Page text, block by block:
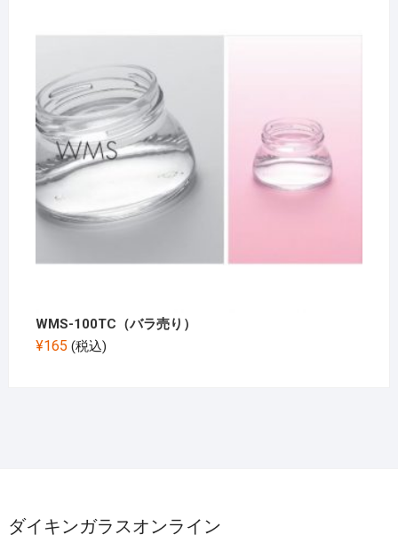
WMS-100TC（バラ売り）
¥165 (税込)
ダイキンガラスオンライン